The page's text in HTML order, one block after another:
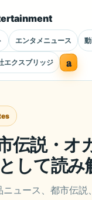
エンタメニュース
エクスブリッジ a
伝説・オ
して読み
ュース、都市伝説